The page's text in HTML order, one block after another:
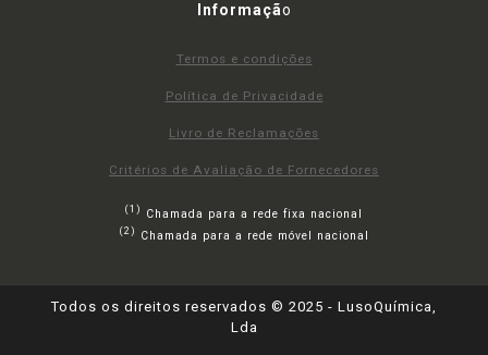
Informação
Termos e condições
Política de Privacidade
Livro de Reclamações
Critérios de Avaliação de Fornecedores
(1) Chamada para a rede fixa nacional
(2) Chamada para a rede móvel nacional
Todos os direitos reservados © 2025 - LusoQuímica,
Lda